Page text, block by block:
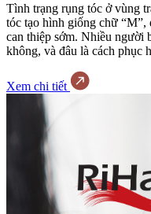
Tình trạng rụng tóc ở vùng
tóc tạo hình giống chữ “M”,
can thiệp sớm. Nhiều người
không, và đâu là cách
Xem chi tiết